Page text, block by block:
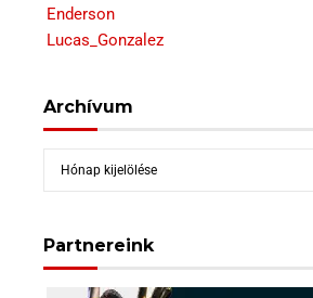
Enderson
Lucas_Gonzalez
Archívum
Archívum
Partnereink